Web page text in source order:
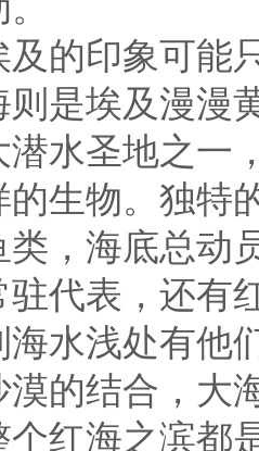
的印象可能
则是埃及漫漫
潜水圣地之一
的生物。独特
，海底总动
代表，还有
水浅处有他
的结合，大
红海之滨都